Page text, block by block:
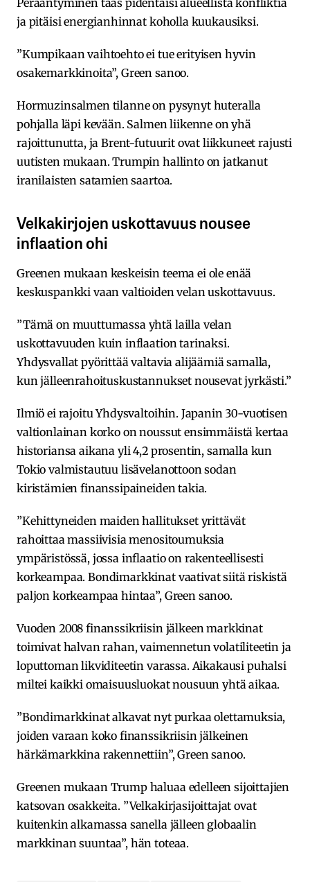
ja pitäisi energianhinnat koholla kuukausiksi.
”Kumpikaan vaihtoehto ei tue erityisen hyvin
osakemarkkinoita”, Green sanoo.
Hormuzinsalmen tilanne on pysynyt huteralla
pohjalla läpi kevään. Salmen liikenne on yhä
rajoittunutta, ja Brent-futuurit ovat liikkuneet rajusti
uutisten mukaan. Trumpin hallinto on jatkanut
iranilaisten satamien saartoa.
Velkakirjojen uskottavuus nousee
inflaation ohi
Greenen mukaan keskeisin teema ei ole enää
keskuspankki vaan valtioiden velan uskottavuus.
”Tämä on muuttumassa yhtä lailla velan
uskottavuuden kuin inflaation tarinaksi.
Yhdysvallat pyörittää valtavia alijäämiä samalla,
kun jälleenrahoituskustannukset nousevat jyrkästi.”
Ilmiö ei rajoitu Yhdysvaltoihin. Japanin 30-vuotisen
valtionlainan korko on noussut ensimmäistä kertaa
historiansa aikana yli 4,2 prosentin, samalla kun
Tokio valmistautuu lisävelanottoon sodan
kiristämien finanssipaineiden takia.
”Kehittyneiden maiden hallitukset yrittävät
rahoittaa massiivisia menositoumuksia
ympäristössä, jossa inflaatio on rakenteellisesti
korkeampaa. Bondimarkkinat vaativat siitä riskistä
paljon korkeampaa hintaa”, Green sanoo.
Vuoden 2008 finanssikriisin jälkeen markkinat
toimivat halvan rahan, vaimennetun volatiliteetin ja
loputtoman likviditeetin varassa. Aikakausi puhalsi
miltei kaikki omaisuusluokat nousuun yhtä aikaa.
”Bondimarkkinat alkavat nyt purkaa olettamuksia,
joiden varaan koko finanssikriisin jälkeinen
härkämarkkina rakennettiin”, Green sanoo.
Greenen mukaan Trump haluaa edelleen sijoittajien
katsovan osakkeita. ”Velkakirjasijoittajat ovat
kuitenkin alkamassa sanella jälleen globaalin
markkinan suuntaa”, hän toteaa.